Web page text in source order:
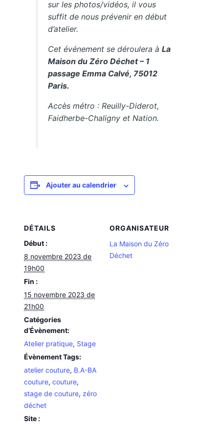
sur les photos/vidéos, il vous
suffit de nous prévenir en début
d’atelier.
Cet événement se déroulera àLa
Maison du Zéro Déchet – 1
passage Emma Calvé, 75012
Paris.
Accès métro : Reuilly-Diderot,
Faidherbe-Chaligny et Nation.
Ajouter au calendrier
DÉTAILS
Début :
8 novembre 2023 de
19h00
Fin :
15 novembre 2023 de
21h00
Catégories
d’Évènement:
Atelier pratique, Stage
Évènement Tags:
atelier couture, B.A-BA
couture,couture,
stage de couture,zéro
déchet
Site :
ORGANISATEUR
La Maison du Zéro
Déchet